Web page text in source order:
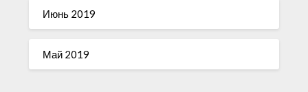
Июнь 2019
Май 2019